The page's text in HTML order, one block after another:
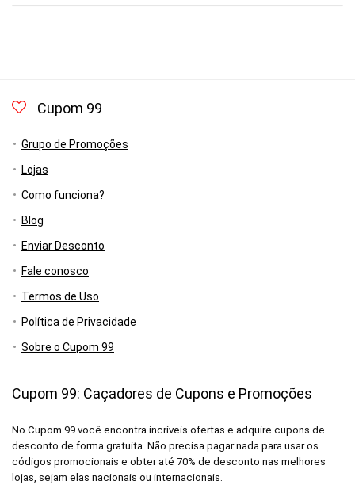
Cupom 99
Grupo de Promoções
Lojas
Como funciona?
Blog
Enviar Desconto
Fale conosco
Termos de Uso
Política de Privacidade
Sobre o Cupom 99
Cupom 99: Caçadores de Cupons e Promoções
No Cupom 99 você encontra incríveis ofertas e adquire cupons de
desconto de forma gratuita. Não precisa pagar nada para usar os
códigos promocionais e obter até 70% de desconto nas melhores
lojas, sejam elas nacionais ou internacionais.